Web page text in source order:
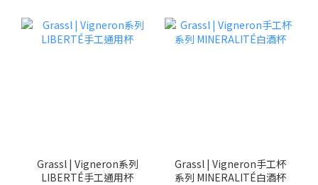
Grassl | Vigneron系列
LIBERTÉ手工通用杯
Grassl | Vigneron手工杯
系列 MINERALITÉ白酒杯